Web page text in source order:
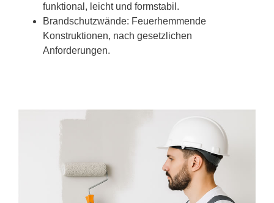
funktional, leicht und formstabil.
Brandschutzwände: Feuerhemmende
Konstruktionen, nach gesetzlichen
Anforderungen.